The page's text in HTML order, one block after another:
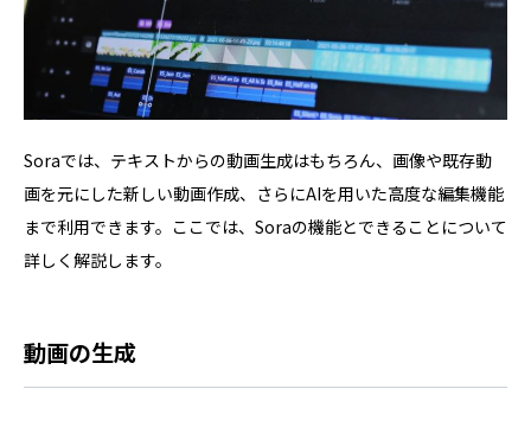
Soraでは、テキストからの動画生成はもちろん、画像や既存動
画を元にした新しい動画作成、さらにAIを用いた高度な編集機能
まで利用できます。ここでは、Soraの機能とできることについて
詳しく解説します。
動画の生成